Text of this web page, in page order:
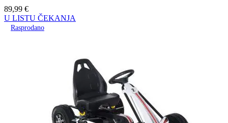
89,99 €
U LISTU ČEKANJA
Rasprodano